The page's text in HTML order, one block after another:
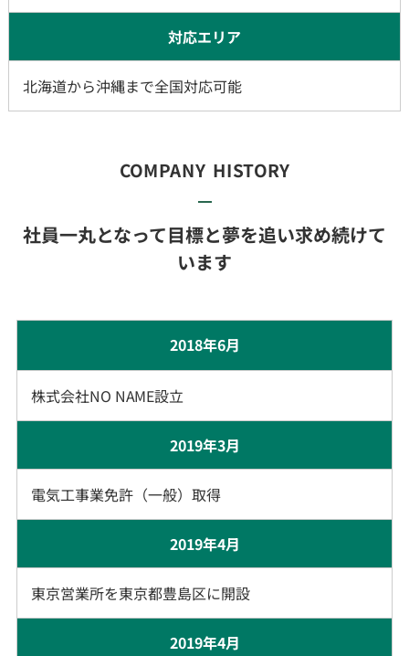
対応エリア
北海道から沖縄まで全国対応可能
COMPANY HISTORY
社員一丸となって目標と夢を追い求め続けて
います
2018年6月​​​​​​​
​​​​​株式会社NO NAME設立​​​​​​​
2019年3月
電気工事業免許（一般）取得
2019年4月
東京営業所を東京都豊島区に開設
​​​​​​​​​​​​2019年4月